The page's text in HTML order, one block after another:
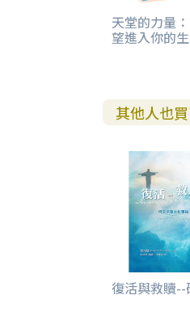
天堂的力量
望進入你的
其他人也
復活與救贖--